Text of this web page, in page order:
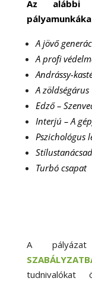
Az alábbi
A jövő
A profi
Andrássy-
A zöldségárus
Edző –
Interjú – A
Pszichológus
Turbó csapat
A
tudnivalókat